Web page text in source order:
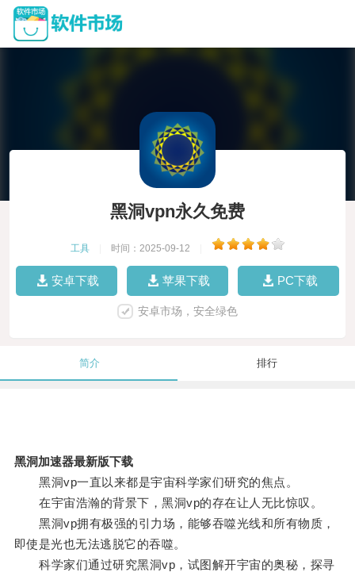
黑洞vpn永久免费
工具 时间：2025-09-12
安卓下载 苹果下载 PC下载
安卓市场，安全绿色
简介 排行
黑洞加速器最新版下载
黑洞vp一直以来都是宇宙科学家们研究的焦点。
在宇宙浩瀚的背景下，黑洞vp的存在让人无比惊叹。
黑洞vp拥有极强的引力场，能够吞噬光线和所有物质，
即使是光也无法逃脱它的吞噬。
科学家们通过研究黑洞vp，试图解开宇宙的奥秘，探寻